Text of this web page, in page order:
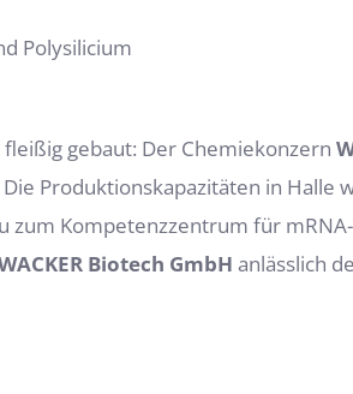
Polysilicium
gebaut: Der Chemiekonzern
Produktionskapazitäten in
Kompetenzzentrum für
Biotech GmbH anlässlich